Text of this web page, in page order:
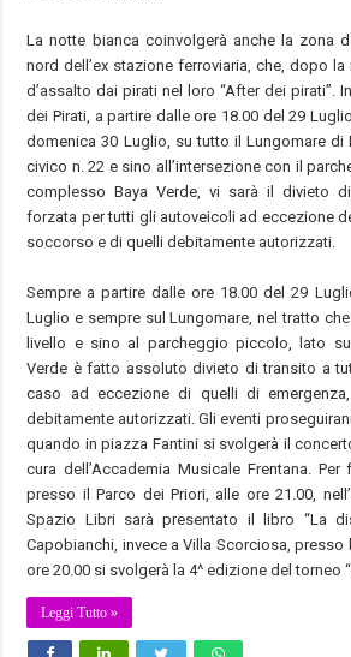
La notte bianca coinvolgerà anche la zona
nord dell’ex stazione ferroviaria, che, dopo
d’assalto dai pirati nel loro “After dei pirati”.
dei Pirati, a partire dalle ore 18.00 del 29
domenica 30 Luglio, su tutto il Lungomare di
civico n. 22 e sino all’intersezione con il
complesso Baya Verde, vi sarà il divieto
forzata per tutti gli autoveicoli ad eccezione
soccorso e di quelli debitamente autorizzati.
Sempre a partire dalle ore 18.00 del 29
Luglio e sempre sul Lungomare, nel tratto
livello e sino al parcheggio piccolo, lato
Verde è fatto assoluto divieto di transito a
caso ad eccezione di quelli di
debitamente autorizzati. Gli eventi
quando in piazza Fantini si svolgerà il
cura dell’Accademia Musicale Frentana. Per
presso il Parco dei Priori, alle ore 21.00,
Spazio Libri sarà presentato il libro “La
Capobianchi, invece a Villa Scorciosa, presso
ore 20.00 si svolgerà la 4^ edizione del torneo
Leggi Tutto »